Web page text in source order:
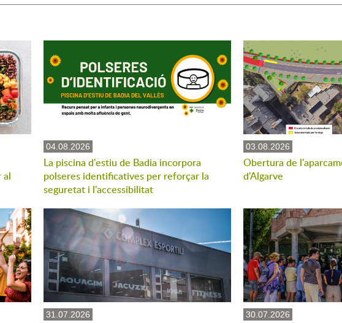
al
04.08.2026
La piscina d'estiu de Badia incorpora
polseres identificatives per reforçar la
seguretat i l'accessibilitat
03.08.2026
Obertura de
d'Algarve
31.07.2026 30.07.2026